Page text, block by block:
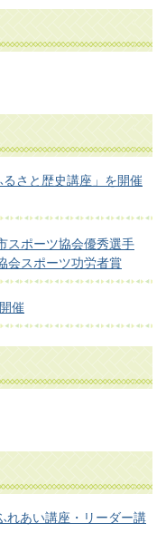
さと歴史講座」を開催
スポーツ協会優秀選手
会スポーツ功労者賞
催
れあい講座・リーダー講